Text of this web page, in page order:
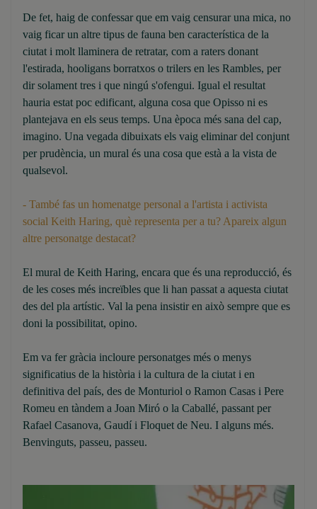
De fet, haig de confessar que em vaig censurar una mica, no
vaig ficar un altre tipus de fauna ben característica de la
ciutat i molt llaminera de retratar, com a raters donant
l'estirada, hooligans borratxos o trilers en les Rambles, per
dir solament tres i que ningú s'ofengui. Igual el resultat
hauria estat poc edificant, alguna cosa que Opisso ni es
plantejava en els seus temps. Una època més sana del cap,
imagino. Una vegada dibuixats els vaig eliminar del conjunt
per prudència, un mural és una cosa que està a la vista de
qualsevol.
- També fas un homenatge personal a l'artista i activista
social Keith Haring, què representa per a tu? Apareix algun
altre personatge destacat?
El mural de Keith Haring, encara que és una reproducció, és
de les coses més increïbles que li han passat a aquesta ciutat
des del pla artístic. Val la pena insistir en això sempre que es
doni la possibilitat, opino.
Em va fer gràcia incloure personatges més o menys
significatius de la història i la cultura de la ciutat i en
definitiva del país, des de Monturiol o Ramon Casas i Pere
Romeu en tàndem a Joan Miró o la Caballé, passant per
Rafael Casanova, Gaudí i Floquet de Neu. I alguns més.
Benvinguts, passeu, passeu.